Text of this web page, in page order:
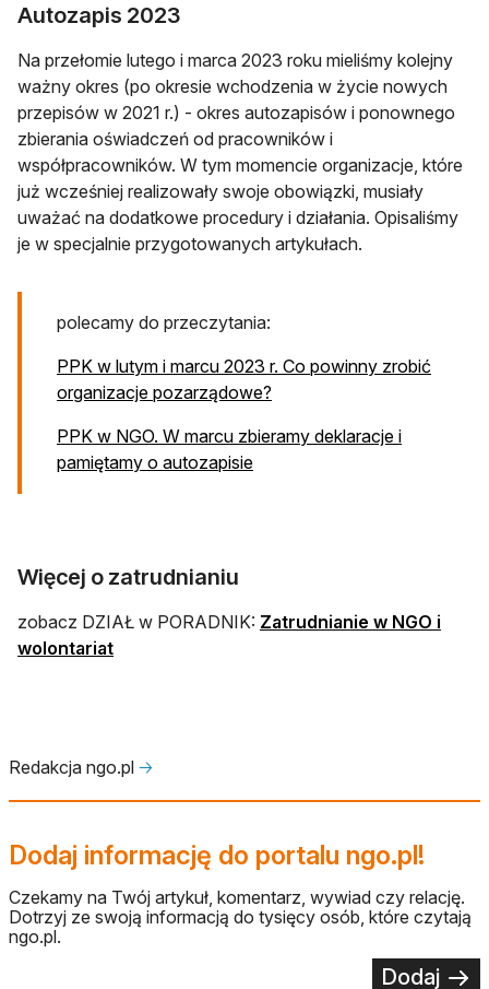
Autozapis 2023
Na przełomie lutego i marca 2023 roku mieliśmy kolejny
ważny okres (po okresie wchodzenia w życie nowych
przepisów w 2021 r.) - okres autozapisów i ponownego
zbierania oświadczeń od pracowników i
współpracowników. W tym momencie organizacje, które
już wcześniej realizowały swoje obowiązki, musiały
uważać na dodatkowe procedury i działania. Opisaliśmy
je w specjalnie przygotowanych artykułach.
polecamy do przeczytania:
PPK w lutym i marcu 2023 r. Co powinny zrobić
organizacje pozarządowe?
PPK w NGO. W marcu zbieramy deklaracje i
pamiętamy o autozapisie
Więcej o zatrudnianiu
zobacz DZIAŁ w PORADNIK: Zatrudnianie w NGO i
wolontariat
Redakcja ngo.pl 🡢
Dodaj informację do portalu ngo.pl!
Czekamy na Twój artykuł, komentarz, wywiad czy relację.
Dotrzyj ze swoją informacją do tysięcy osób, które czytają
ngo.pl.
Dodaj